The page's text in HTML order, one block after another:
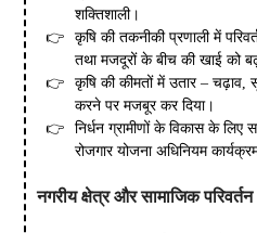
शक्तिशाली।
कृषि की तकनीकी प्रणाली में
तथा मजदूरों के बीच की खाई को
कृषि की कीमतों में उतार – चढ़ाव,
करने पर मजबूर कर दिया।
निर्धन ग्रामीणों के विकास के लिए
रोजगार योजना अधिनियम
नगरीय क्षेत्र और सामाजिक